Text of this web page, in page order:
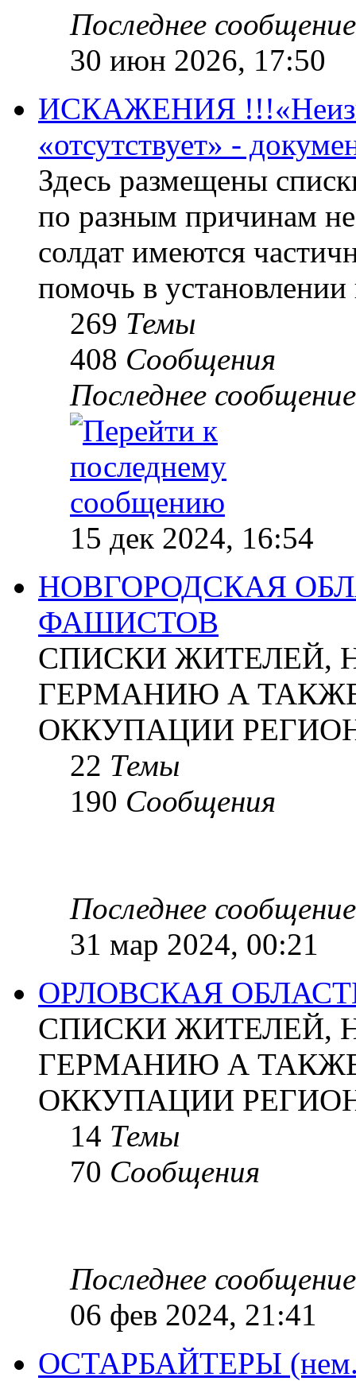
Последнее сообщение
30 июн 2026, 17:50
ИСКАЖЕНИЯ
«отсутствует» -
Здесь размещены
по разным причинам
солдат имеются
помочь в
269 Темы
408 Сообщения
Последнее сообщение
15 дек 2024, 16:54
НОВГОРОДСКАЯ
ФАШИСТОВ
СПИСКИ ЖИТЕЛЕЙ,
ГЕРМАНИЮ А
ОККУПАЦИИ
22 Темы
190 Сообщения
Последнее сообщение
31 мар 2024, 00:21
ОРЛОВСКАЯ
СПИСКИ ЖИТЕЛЕЙ,
ГЕРМАНИЮ А
ОККУПАЦИИ
14 Темы
70 Сообщения
Последнее сообщение
06 фев 2024, 21:41
ОСТАРБАЙТЕРЫ (нем.